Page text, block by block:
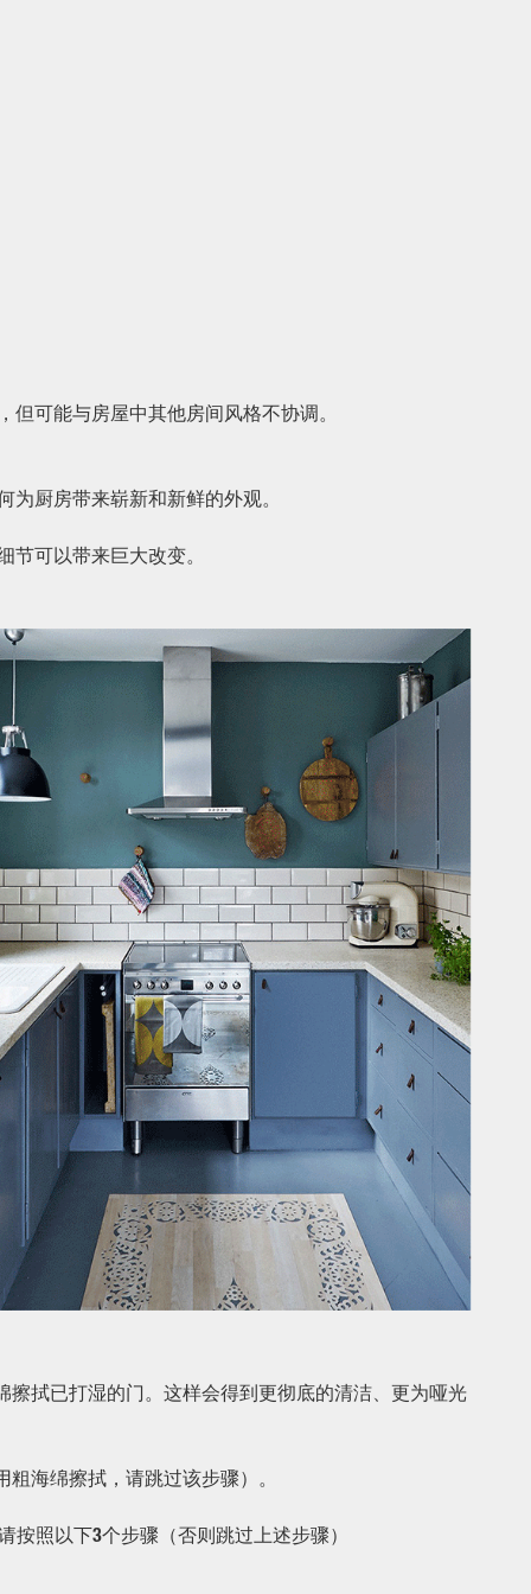
可能与房屋中其他房间风格不协调。
厨房带来崭新和新鲜的外观。
节可以带来巨大改变。
拭已打湿的门。这样会得到更彻底的清洁、更为哑光
海绵擦拭，请跳过该步骤）。
照以下3个步骤（否则跳过上述步骤）